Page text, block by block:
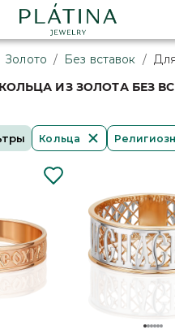
Золото / Без вставок /
ИЗ ЗОЛОТА БЕЗ
Кольца